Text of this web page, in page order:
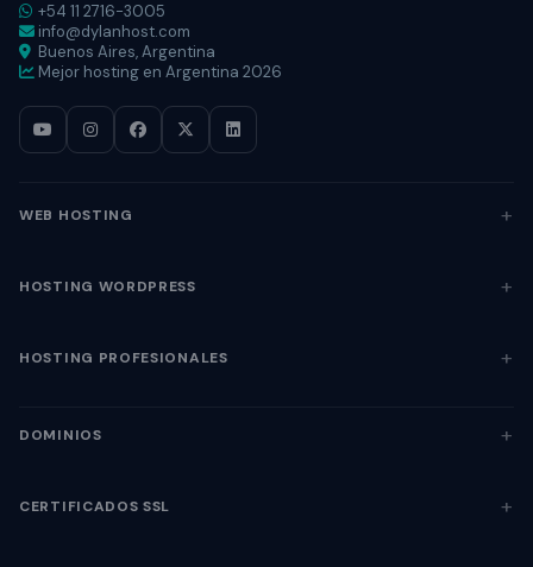
+54 11 2716-3005
info@dylanhost.com
Buenos Aires, Argentina
Mejor hosting en Argentina 2026
WEB HOSTING
HOSTING WORDPRESS
HOSTING PROFESIONALES
DOMINIOS
CERTIFICADOS SSL